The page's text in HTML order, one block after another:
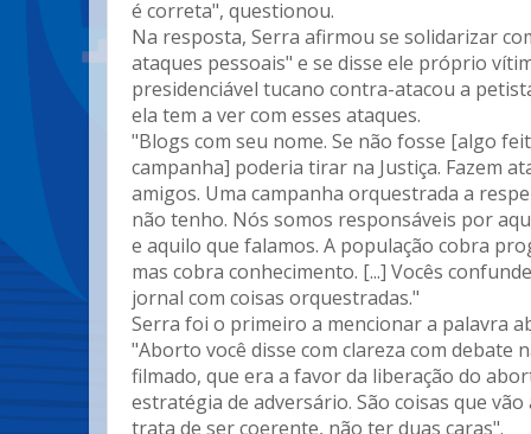
é correta", questionou.
Na resposta, Serra afirmou se solidarizar
ataques pessoais" e se disse ele próprio
presidenciável tucano contra-atacou a
ela tem a ver com esses ataques.
"Blogs com seu nome. Se não fosse [algo
campanha] poderia tirar na Justiça. Fazem
amigos. Uma campanha orquestrada a
não tenho. Nós somos responsáveis por
e aquilo que falamos. A população cobra
mas cobra conhecimento. [...] Vocês
jornal com coisas orquestradas."
Serra foi o primeiro a mencionar a palavra
"Aborto você disse com clareza com debate
filmado, que era a favor da liberação do
estratégia de adversário. São coisas que vão
trata de ser coerente, não ter duas caras".